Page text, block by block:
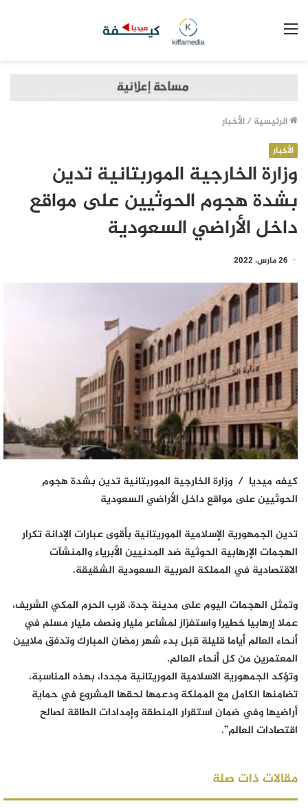
الرئيسية /الأخبار
الأخبار
وزارة الخارجية الموربتانية تدين
بشدة هجوم الحوثيين على مواقع
داخل الأراضي السعودية
26 مارس، 2022
كيفه ميديا / وزارة الخارجية الموربتانية تدين بشدة هجوم
الحوثيين على مواقع داخل الأراضي السعودية
تدين الجمهورية الإسلامية الموريتانية بأقوى عبارات الإدانة تكرار
الهجمات الإرهابية الحوثية ضد المدنيين الأبرياء والمنشآت
الاقتصادية في المملكة العربية السعودية الشقيقة.
وتمثل الهجمات اليوم على مدينة جدة، قرب الحرم المكي الشريف،
عملا إرهابيا خطيرا واستفزاز لمشاعر مليار ونصف مليار مسلم في
أنحاء العالم أياما قليلة قبل بدء شهر رمضان المبارك وتدفق ملايين
المعتمرين من كل أنحاء العالم.
وتؤكد الجمهورية الاسلامية الموريتانية مجددا، بهذه المناسبة،
تضامنها الكامل مع المملكة ودعمها لحقها المشروع في حماية
أراضيها وفي ضمان استقرار المنطقة وإمدادات الطاقة لصالح
اقتصادات العالم”.
مقالات ذات صلة